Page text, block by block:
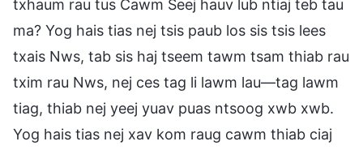
txhaum rau tus Cawm Seej hauv lub ntiaj teb tau
ma? Yog hais tias nej tsis paub los sis tsis lees
txais Nws, tab sis haj tseem tawm tsam thiab rau
txim rau Nws, nej ces tag li lawm lau—tag lawm
tiag, thiab nej yeej yuav puas ntsoog xwb xwb.
Yog hais tias nej xav kom raug cawm thiab ciaj